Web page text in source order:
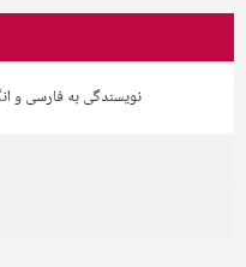
نویسندگی به فارسی و